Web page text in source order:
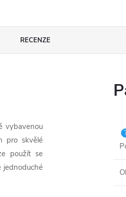
RECENZE
vybavenou
pro skvělé
použít se